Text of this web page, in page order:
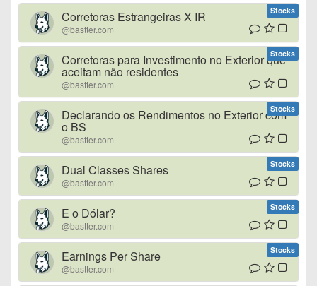
Stocks
Corretoras Estrangeiras X IR
@bastter.com
Stocks
Corretoras para Investimento no Exterior que
aceitam não residentes
@bastter.com
Stocks
Declarando os Rendimentos no Exterior com
o BS
@bastter.com
Stocks
Dual Classes Shares
@bastter.com
Stocks
E o Dólar?
@bastter.com
Stocks
Earnings Per Share
@bastter.com